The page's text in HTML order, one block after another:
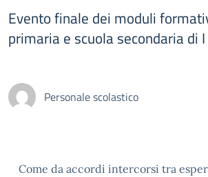
Evento finale dei moduli
primaria e scuola secondaria di
Personale scolastico
Come da accordi intercorsi tra